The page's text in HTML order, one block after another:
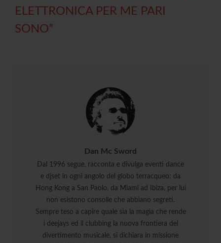
ELETTRONICA PER ME PARI
SONO”
Dan Mc Sword
Dal 1996 segue, racconta e divulga eventi dance
e djset in ogni angolo del globo terracqueo: da
Hong Kong a San Paolo, da Miami ad Ibiza, per lui
non esistono consolle che abbiano segreti.
Sempre teso a capire quale sia la magia che rende
i deejays ed il clubbing la nuova frontiera del
divertimento musicale, si dichiara in missione